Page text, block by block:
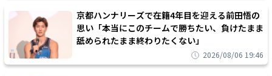
京都ハンナリーズで在籍4年目を迎える前田悟の
思い「本当にこのチームで勝ちたい、負けたまま
舐められたまま終わりたくない」
2026/08/06 19:46